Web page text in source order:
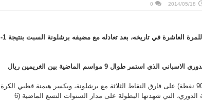
2014/05/18
0
حقق أتلتيكو مدريد لقب الدوري الإسباني للمرة العاشرة في تاريخه، بعد تعادله مع مضيفه برشلونة السبت بنتيجة 1-
وبهذا يكسر الفريق الثاني مدريد احتكار الدوري الاسباني الذي استمر طوال 9 مواسم الماضية بين الغريمين ريال
وكان التعادل كافيا ليحافظ أتلتيكو مدريد (90 نقطة) على فارق النقاط الثلاثة مع برشلونة، ويكسر هيمنة قطبي الكرة
الإسبانية ريال مدريد وبرشلونة على بطولة الدوري، التي شهدتها البطولة على مدار السنوات التسع الماضية (6